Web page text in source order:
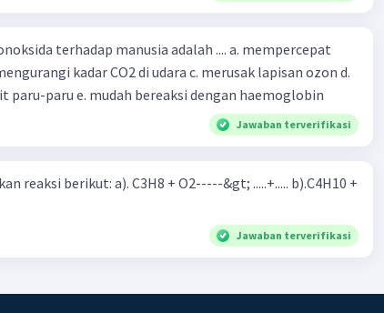
terhadap manusia adalah .... a. mempercepat
menyebabkan penyakit paru-paru e. mudah bereaksi dengan haemoglobin
Jawaban terverifikasi
reaksi berikut: a). C3H8 + O2-----&gt; .....+..... b).C4H10 +
Jawaban terverifikasi